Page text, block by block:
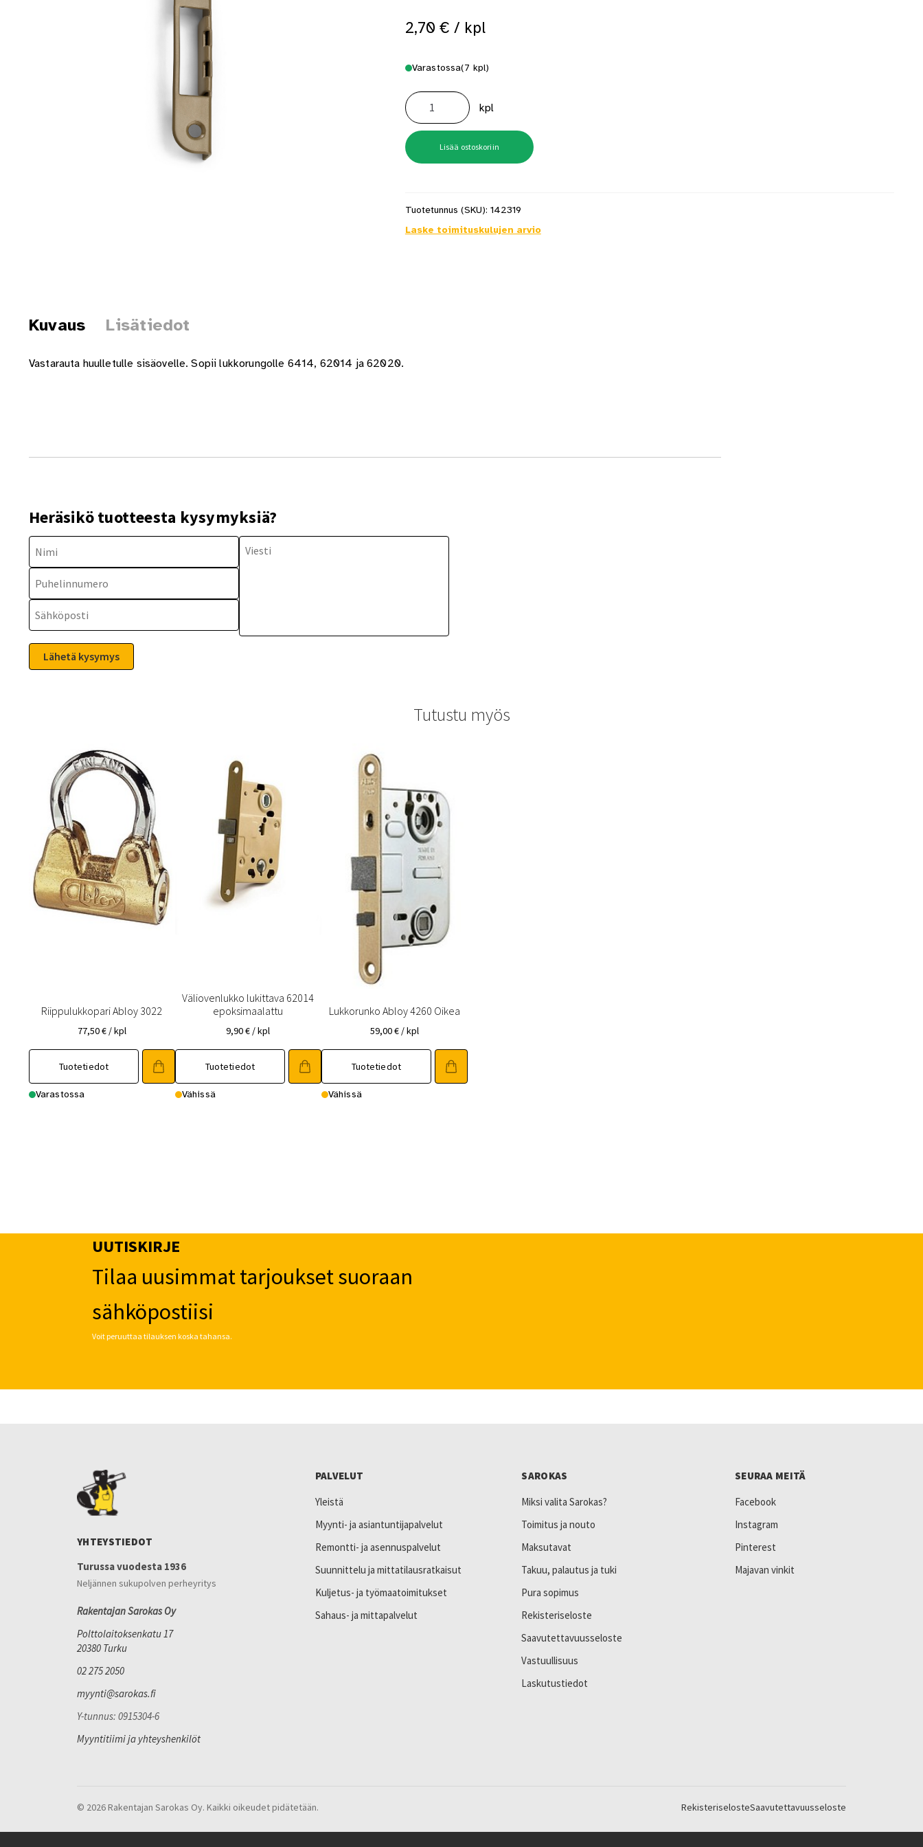
2,70 € / kpl
Varastossa(7 kpl)
Lukon
vastarauta
huulletulle
väliovelle
0068
määrä
kpl
Lisää ostoskoriin
Tuotetunnus (SKU): 142319
Laske toimituskulujen arvio
Kuvaus Lisätiedot
Vastarauta huulletulle sisäovelle. Sopii lukkorungolle 6414, 62014 ja 62020.
Heräsikö tuotteesta kysymyksiä?
Tutustu myös
Riippulukkopari Abloy 3022
77,50€ / kpl
Tuotetiedot
Varastossa
Väliovenlukko lukittava 62014
epoksimaalattu
9,90€ / kpl
Tuotetiedot
Vähissä
Lukkorunko Abloy 4260 Oikea
59,00€ / kpl
Tuotetiedot
Vähissä
UUTISKIRJE
Tilaa uusimmat tarjoukset suoraan
sähköpostiisi
Voit peruuttaa tilauksen koska tahansa.
YHTEYSTIEDOT
Turussa vuodesta 1936
Neljännen sukupolven perheyritys
Rakentajan Sarokas Oy
Polttolaitoksenkatu 17
20380 Turku
02 275 2050
myynti@sarokas.fi
Y-tunnus: 0915304-6
Myyntitiimi ja yhteyshenkilöt
PALVELUT
Yleistä
Myynti- ja asiantuntijapalvelut
Remontti- ja asennuspalvelut
Suunnittelu ja mittatilausratkaisut
Kuljetus- ja työmaatoimitukset
Sahaus- ja mittapalvelut
SAROKAS
Miksi valita Sarokas?
Toimitus ja nouto
Maksutavat
Takuu, palautus ja tuki
Pura sopimus
Rekisteriseloste
Saavutettavuusseloste
Vastuullisuus
Laskutustiedot
SEURAA MEITÄ
Facebook
Instagram
Pinterest
Majavan vinkit
© 2026 Rakentajan Sarokas Oy. Kaikki oikeudet pidätetään. RekisteriselosteSaavutettavuusseloste